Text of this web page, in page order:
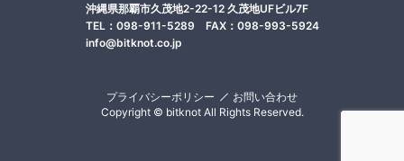
沖縄県那覇市久茂地2-22-12 久茂地UFビル7F
TEL：098-911-5289 FAX：098-993-5924
info@bitknot.co.jp
プライバシーポリシー
お問い合わせ
Copyright © bitknot All Rights Reserved.